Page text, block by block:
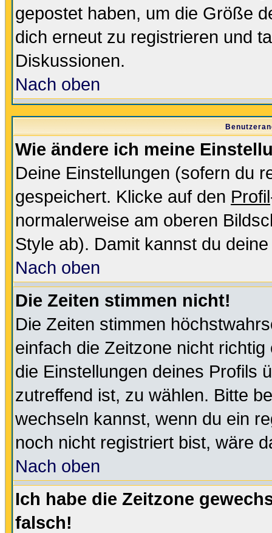
gepostet haben, um die Größe
dich erneut zu registrieren und
Diskussionen.
Nach oben
Wie ändere ich meine
Deine Einstellungen (sofern du
gespeichert. Klicke auf den Profil
normalerweise am oberen
Style ab). Damit kannst du
Nach oben
Die Zeiten stimmen nicht!
Die Zeiten stimmen
einfach die Zeitzone nicht
die Einstellungen deines Profils
zutreffend ist, zu wählen. Bitte
wechseln kannst, wenn du ein
noch nicht registriert bist, wäre
Nach oben
Ich habe die Zeitzone
falsch!